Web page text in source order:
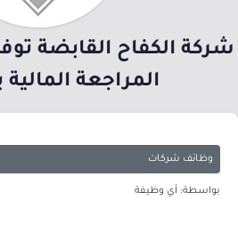
المراجعة
وظائف شركات
بواسطة: أي وظيفة